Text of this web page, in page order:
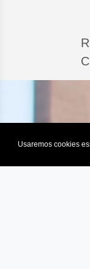
Usaremos cookies